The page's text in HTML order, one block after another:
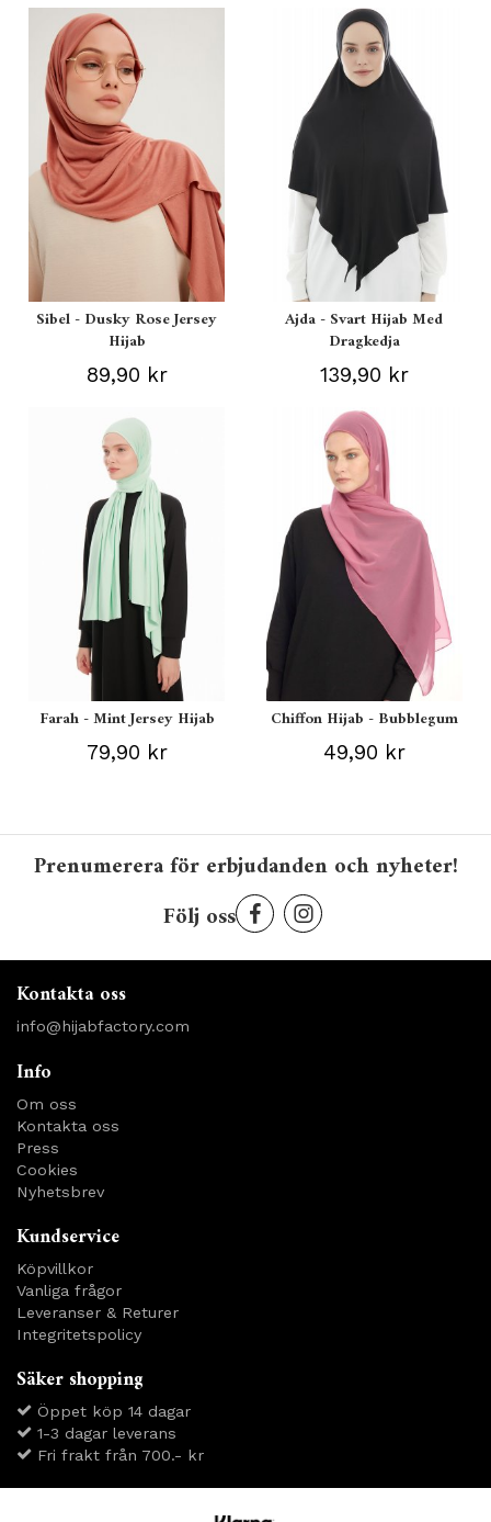
Sibel - Dusky Rose Jersey
Hijab
89,90 kr
Ajda - Svart Hijab Med
Dragkedja
139,90 kr
Farah - Mint Jersey Hijab
79,90 kr
Chiffon Hijab - Bubblegum
49,90 kr
Prenumerera för erbjudanden och nyheter!
Följ oss
Kontakta oss
info@hijabfactory.com
Info
Om oss
Kontakta oss
Press
Cookies
Nyhetsbrev
Kundservice
Köpvillkor
Vanliga frågor
Leveranser & Returer
Integritetspolicy
Säker shopping
Öppet köp 14 dagar
1-3 dagar leverans
Fri frakt från 700.- kr